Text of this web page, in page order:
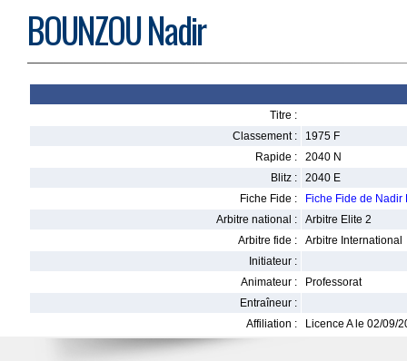
BOUNZOU Nadir
Titre :
Classement :
1975 F
Rapide :
2040 N
Blitz :
2040 E
Fiche Fide :
Fiche Fide de Nadir
Arbitre national :
Arbitre Elite 2
Arbitre fide :
Arbitre International
Initiateur :
Animateur :
Professorat
Entraîneur :
Affiliation :
Licence A le 02/09/